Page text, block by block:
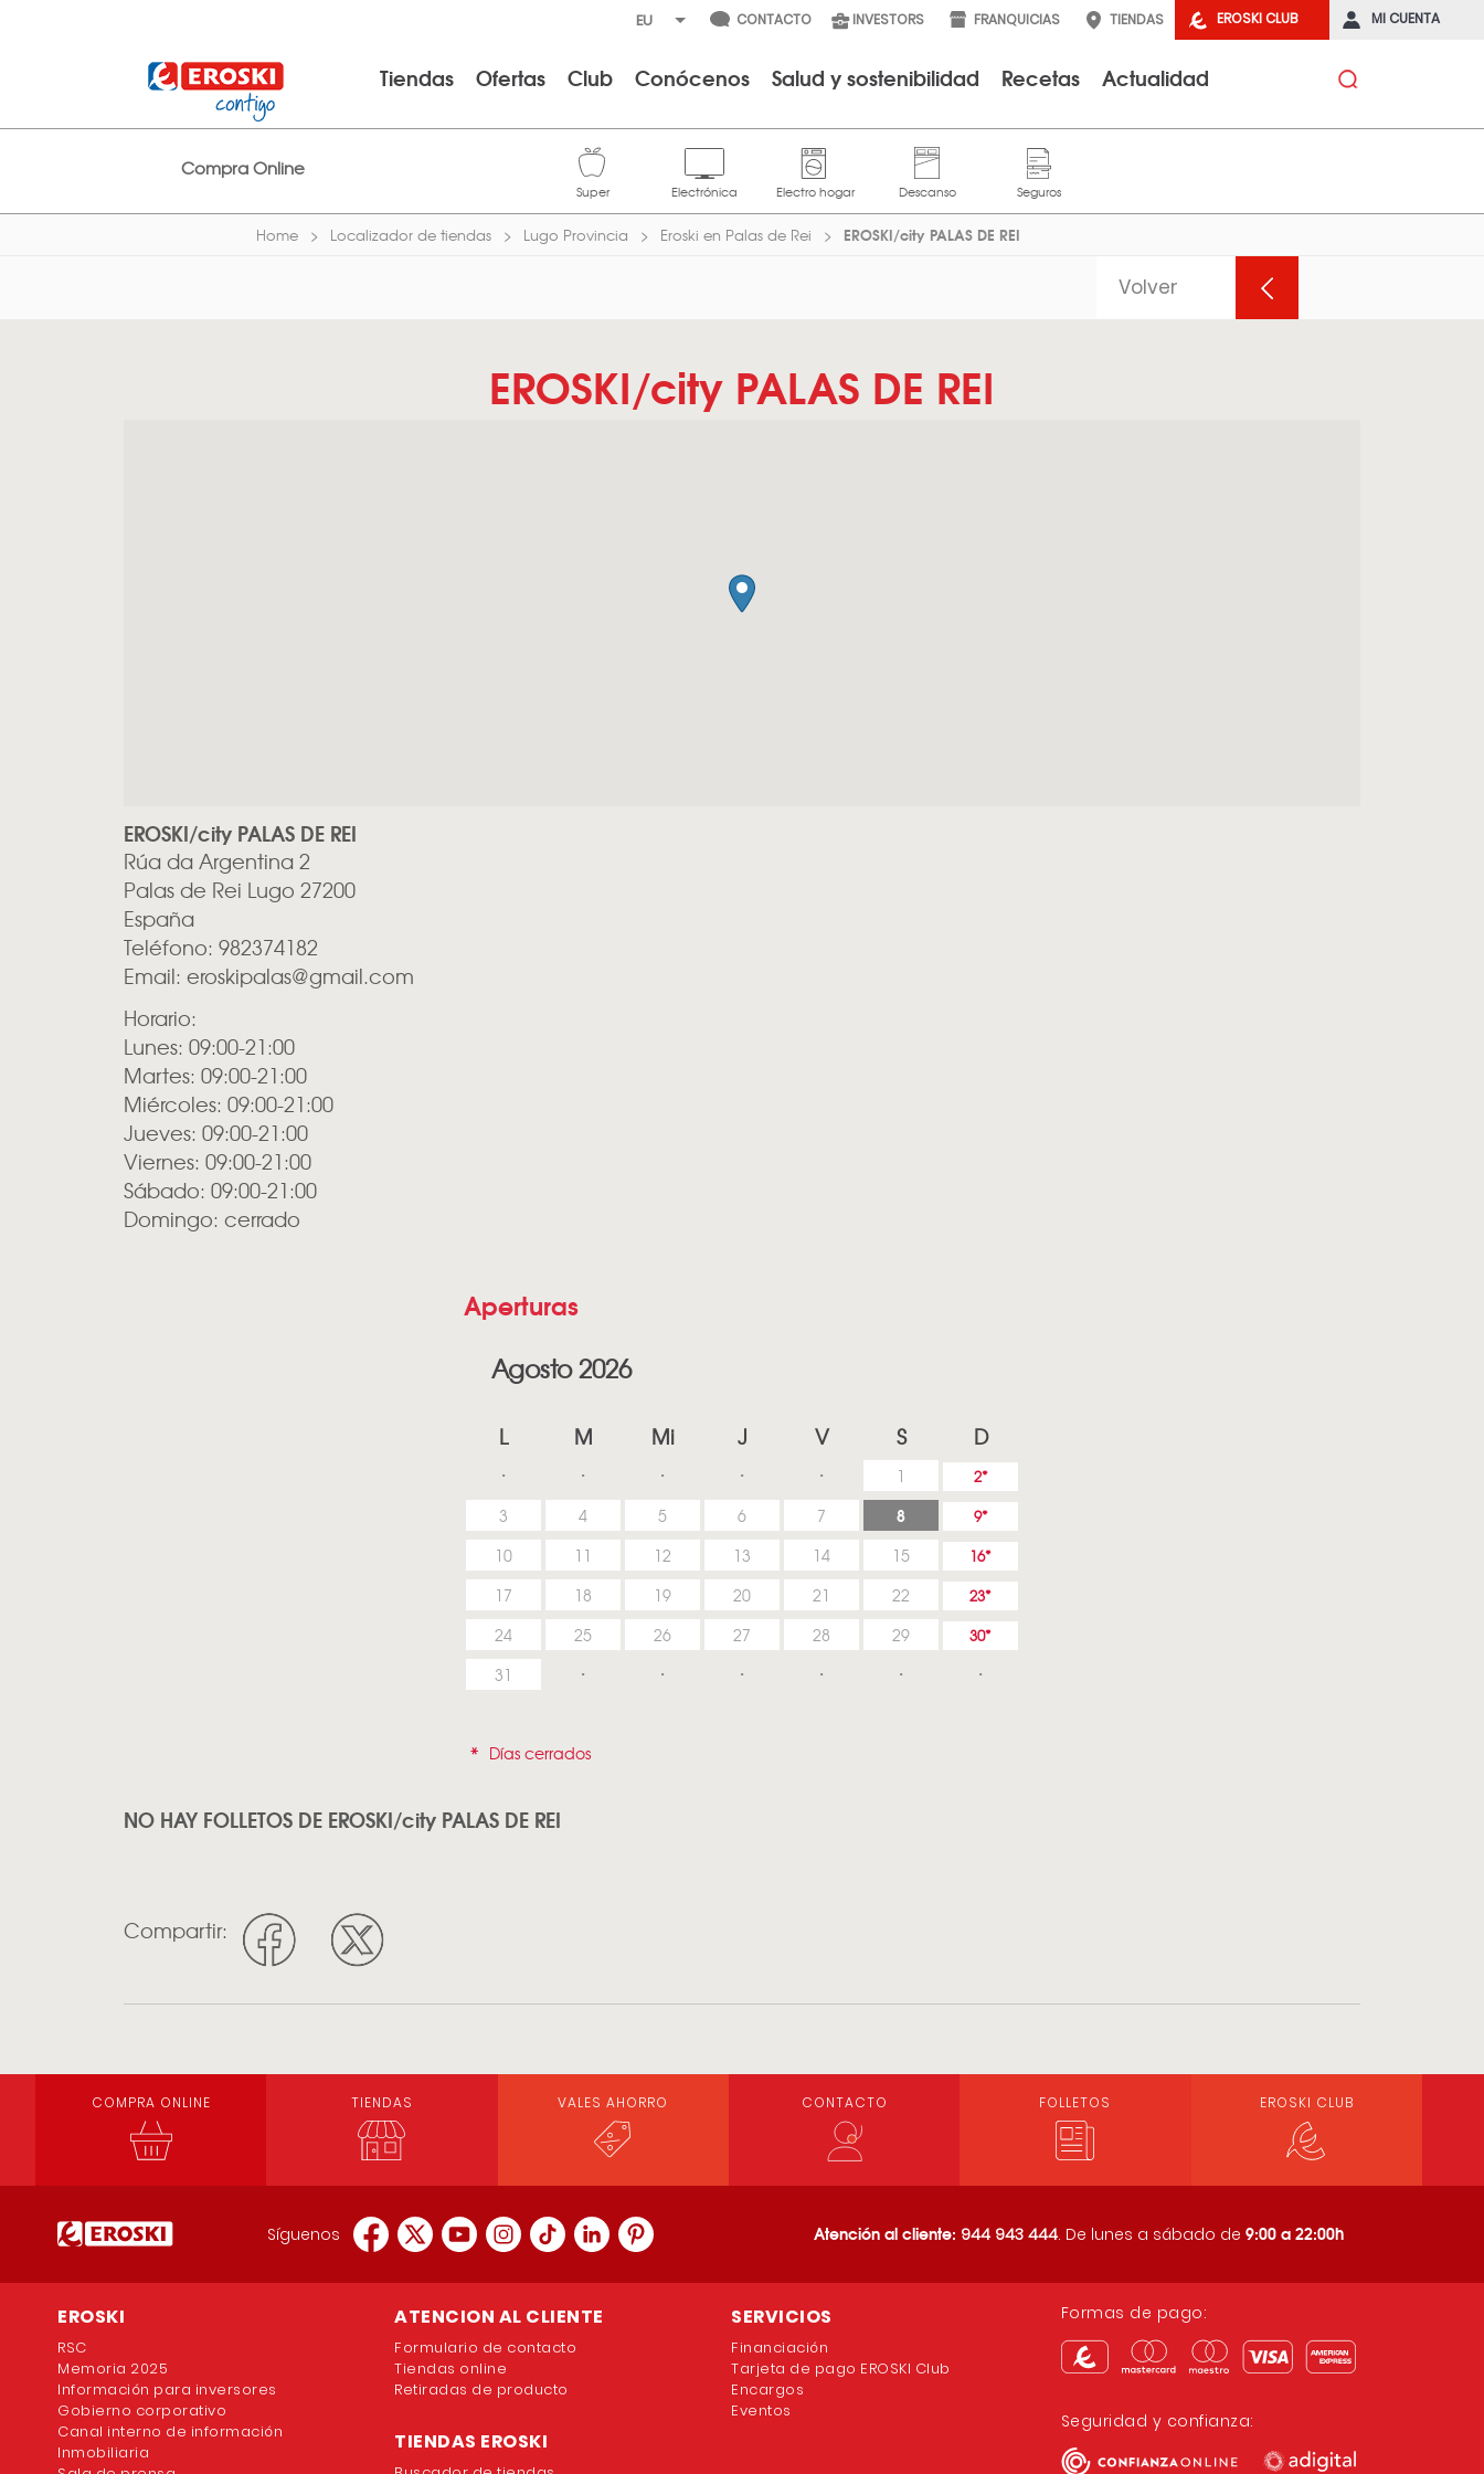
EROSKI CLUB MI CUENTA
CONTACTO INVESTORS FRANQUICIAS TIENDAS
Tiendas Ofertas Club Conócenos Salud y sostenibilidad Recetas Actualidad
Compra Online
Home Localizador de tiendas Lugo Provincia Eroski en Palas de Rei EROSKI/city PALAS DE REI
Volver
EROSKI/city PALAS DE REI
EROSKI/city PALAS DE REI
Rúa da Argentina 2
Palas de Rei Lugo 27200
España
Teléfono: 982374182
Email: eroskipalas@gmail.com
Horario:
Lunes: 09:00-21:00
Martes: 09:00-21:00
Miércoles: 09:00-21:00
Jueves: 09:00-21:00
Viernes: 09:00-21:00
Sábado: 09:00-21:00
Domingo: cerrado
Aperturas
Agosto 2026
L M Mi J V S D
1 2
3 4 5 6 7 8 9
10 11 12 13 14 15 16
17 18 19 20 21 22 23
24 25 26 27 28 29 30
31
* Días cerrados
NO HAY FOLLETOS DE EROSKI/city PALAS DE REI
Compartir:
COMPRA ONLINE TIENDAS VALES AHORRO CONTACTO FOLLETOS EROSKI CLUB
Síguenos Atención al cliente: 944 943 444. De lunes a sábado de 9:00 a 22:00h
EROSKI
RSC
Memoria 2025
Información para inversores
Gobierno corporativo
Canal interno de información
Inmobiliaria
ATENCION AL CLIENTE
Formulario de contacto
Tiendas online
Retiradas de producto
TIENDAS EROSKI
SERVICIOS
Financiación
Tarjeta de pago EROSKI Club
Encargos
Eventos
Formas de pago:
Seguridad y confianza: